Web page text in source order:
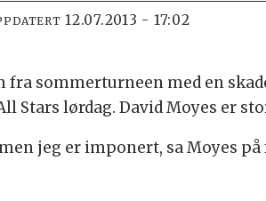
12.07.2013 - 17:02
fra sommerturneen med en
Stars lørdag. David Moyes er
jeg er imponert, sa Moyes